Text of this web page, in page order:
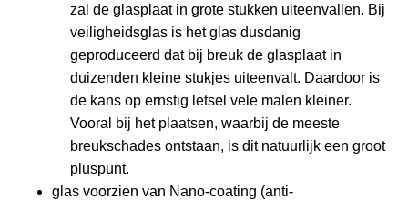
zal de glasplaat in grote stukken uiteenvallen. Bij
veiligheidsglas is het glas dusdanig
geproduceerd dat bij breuk de glasplaat in
duizenden kleine stukjes uiteenvalt. Daardoor is
de kans op ernstig letsel vele malen kleiner.
Vooral bij het plaatsen, waarbij de meeste
breukschades ontstaan, is dit natuurlijk een groot
pluspunt.
glas voorzien van Nano-coating (anti-